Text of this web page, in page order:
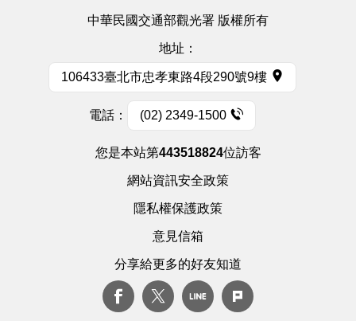
中華民國交通部觀光署 版權所有
地址：
106433臺北市忠孝東路4段290號9樓
電話： (02) 2349-1500
您是本站第443518824位訪客
網站資訊安全政策
隱私權保護政策
意見信箱
分享給更多的好友知道